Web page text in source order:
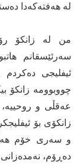
له‌ هه‌فته‌كه‌دا
من له‌ زانكۆ
سه‌رئێسقانم
ئیفلیجی
چووبوومه‌ زانكۆ
عه‌قڵی و
زانكۆی بۆ
و سه‌ری خۆم
ده‌ڕۆم،